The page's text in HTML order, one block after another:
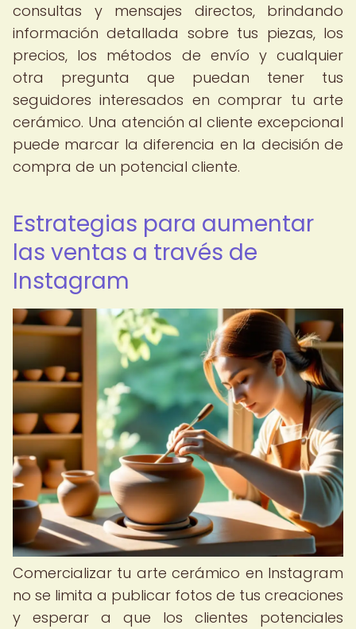
consultas y mensajes directos, brindando
información detallada sobre tus piezas, los
precios, los métodos de envío y cualquier
otra pregunta que puedan tener tus
seguidores interesados en comprar tu arte
cerámico. Una atención al cliente excepcional
puede marcar la diferencia en la decisión de
compra de un potencial cliente.
Estrategias para aumentar
las ventas a través de
Instagram
Comercializar tu arte cerámico en Instagram
no se limita a publicar fotos de tus creaciones
y esperar a que los clientes potenciales